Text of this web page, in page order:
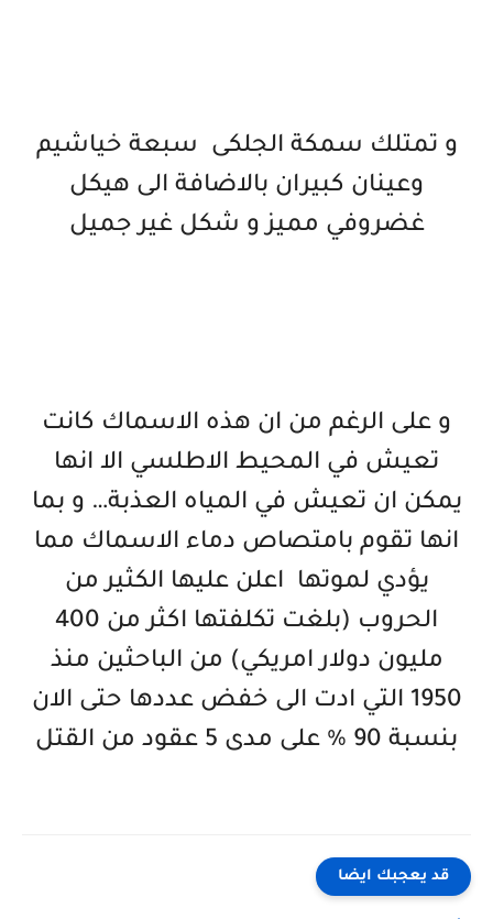
و تمتلك سمكة الجلكى سبعة خياشيم
وعينان كبيران بالاضافة الى هيكل
غضروفي مميز و شكل غير جميل
و على الرغم من ان هذه الاسماك كانت
تعيش في المحيط الاطلسي الا انها
يمكن ان تعيش في المياه العذبة… و بما
انها تقوم بامتصاص دماء الاسماك مما
يؤدي لموتها اعلن عليها الكثير من
الحروب (بلغت تكلفتها اكثر من 400
مليون دولار امريكي) من الباحثين منذ
1950 التي ادت الى خفض عددها حتى الان
بنسبة 90 % على مدى 5 عقود من القتل
قد يعجبك ايضا